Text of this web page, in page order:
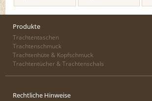
Produkte
Trachtentaschen
Trachtenschmuck
Trachtenhüte & Kopfschmuck
Trachtentücher & Trachtenschals
Rechtliche Hinweise